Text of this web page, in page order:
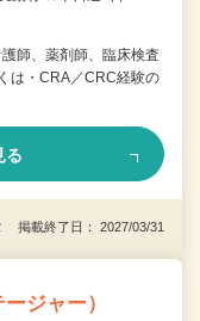
師、薬剤師、臨床検査
は・CRA／CRC経験の
る
掲載終了日： 2027/03/31
ジャー）